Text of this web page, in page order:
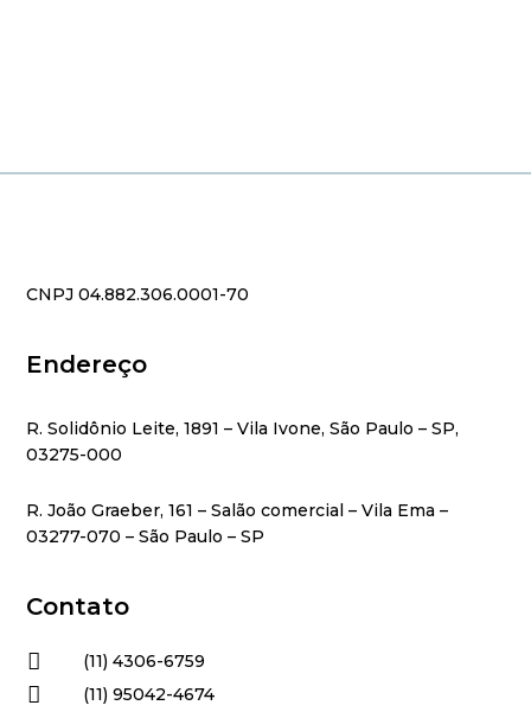
CNPJ 04.882.306.0001-70
Endereço
R. Solidônio Leite, 1891 – Vila Ivone, São Paulo – SP,
03275-000
R. João Graeber, 161 – Salão comercial – Vila Ema –
03277-070 – São Paulo – SP
Contato
 (11) 4306-6759
 (11) 95042-4674